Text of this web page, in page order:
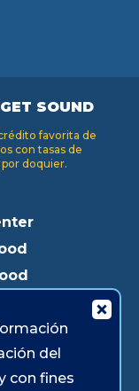
SOUND
favorita de
con tasas de
doquier.
Ave del
con fines